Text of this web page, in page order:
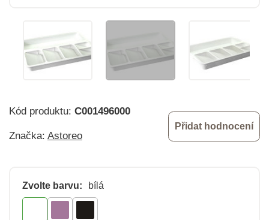
Kód produktu: C001496000
Značka: Astoreo
Přidat hodnocení
Zvolte barvu: bílá